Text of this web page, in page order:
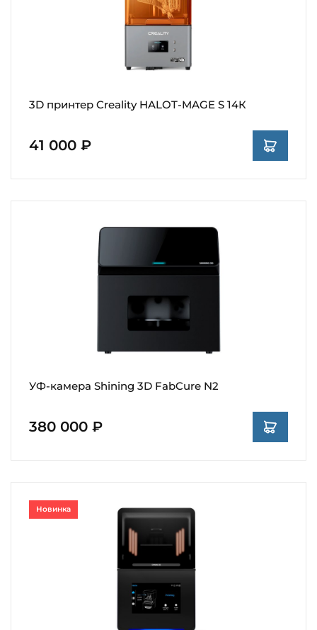
3D принтер Creality HALOT-MAGE S 14К
41 000 ₽
УФ-камера Shining 3D FabCure N2
380 000 ₽
Новинка